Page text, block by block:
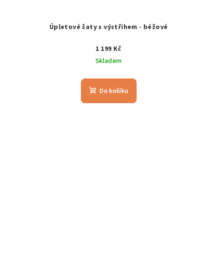
Úpletové šaty s výstřihem - béžové
1 199 Kč
Skladem
Do košíku